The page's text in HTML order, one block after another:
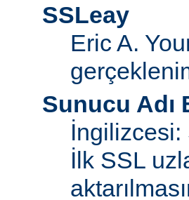
SSLeay
Eric A.
Sunucu Adı
İlk SSL